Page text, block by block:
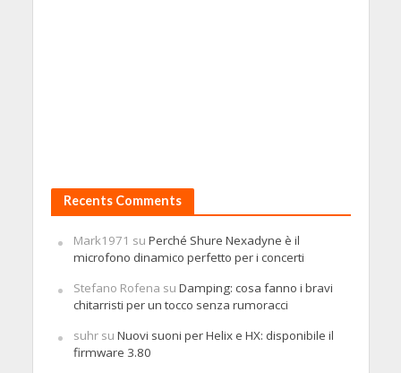
Recents Comments
Mark1971 su Perché Shure Nexadyne è il
microfono dinamico perfetto per i concerti
Stefano Rofena su Damping: cosa fanno i bravi
chitarristi per un tocco senza rumoracci
suhrsu Nuovi suoni per Helix e HX: disponibile il
firmware 3.80